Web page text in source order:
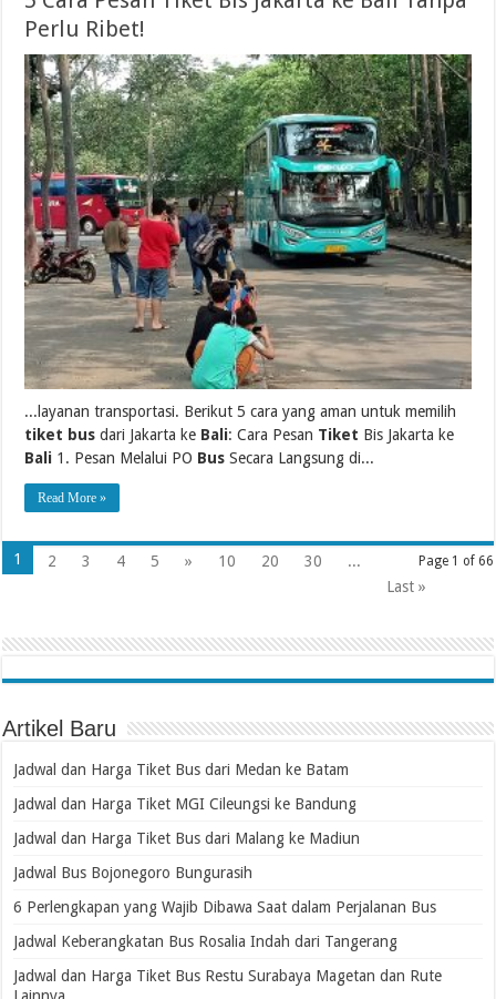
Perlu Ribet!
...layanan transportasi. Berikut 5 cara yang aman untuk memilih
tiket bus dari Jakarta ke Bali: Cara Pesan Tiket Bis Jakarta ke
Bali 1. Pesan Melalui PO Bus Secara Langsung di...
Read More »
Page 1 of 66
1 2 3 4 5 » 10 20 30
...
Last »
Artikel Baru
Jadwal dan Harga Tiket Bus dari Medan ke Batam
Jadwal dan Harga Tiket MGI Cileungsi ke Bandung
Jadwal dan Harga Tiket Bus dari Malang ke Madiun
Jadwal Bus Bojonegoro Bungurasih
6 Perlengkapan yang Wajib Dibawa Saat dalam Perjalanan Bus
Jadwal Keberangkatan Bus Rosalia Indah dari Tangerang
Jadwal dan Harga Tiket Bus Restu Surabaya Magetan dan Rute